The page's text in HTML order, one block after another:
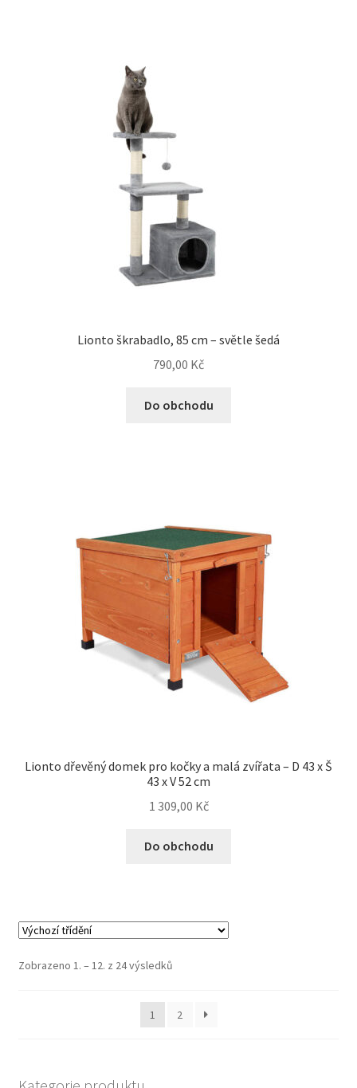
Lionto škrabadlo, 85 cm – světle šedá
790,00 Kč
Do obchodu
Lionto dřevěný domek pro kočky a malá zvířata – D 43 x Š
43 x V 52 cm
1 309,00 Kč
Do obchodu
Zobrazeno 1. – 12. z 24 výsledků
1 2